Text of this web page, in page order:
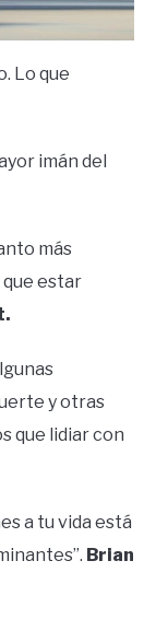
Lo que
imán del
más
que estar
y otras
que lidiar con
a tu vida está
Brian